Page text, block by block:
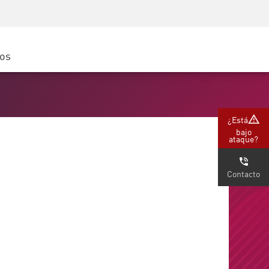
¿Está
bajo
ataque?
Contacto